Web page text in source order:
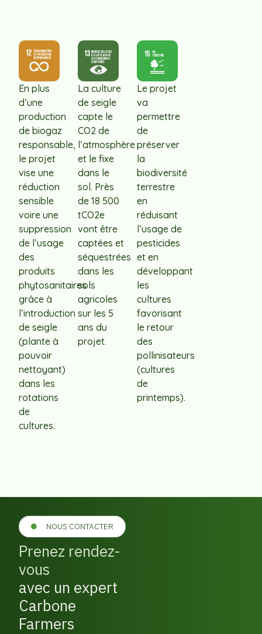
En plus
d’une
production
de biogaz
responsable,
le projet
vise une
réduction
sensible
voire une
suppression
de l’usage
des
produits
phytosanitaires
grâce à
l’introduction
de seigle
(plante à
pouvoir
nettoyant)
dans les
rotations
de
cultures.
La culture
de seigle
capte le
CO2 de
l’atmosphère
et le fixe
dans le
sol. Près
de 18 500
tCO2e
vont être
captées et
séquestrées
dans les
sols
agricoles
sur les 5
ans du
projet.
Le projet
va
permettre
de
préserver
la
biodiversité
terrestre
en
réduisant
l’usage de
pesticides
et en
développant
les
cultures
favorisant
le retour
des
pollinisateurs
(cultures
de
printemps).
NOUS CONTACTER
Prenez rendez-
vous
avec un expert
Carbone
Farmers